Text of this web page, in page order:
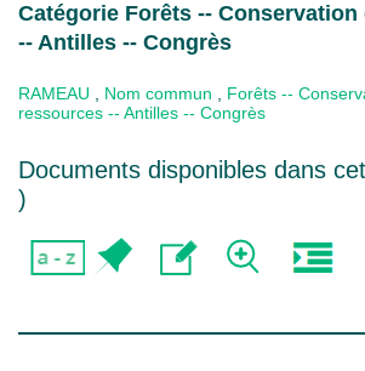
Catégorie Forêts --
-- Antilles -- Congrès
RAMEAU Nom commun
Forêts --
ressources -- Antilles -- Congrès
Documents disponibles dans
)